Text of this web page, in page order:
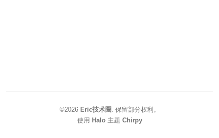
©2026 Eric技术圈 保留部分权利。
使用 Halo主题 Chirpy